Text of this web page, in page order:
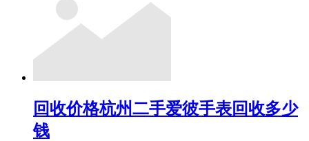
回收价格杭州二手爱彼手表回收多少
钱